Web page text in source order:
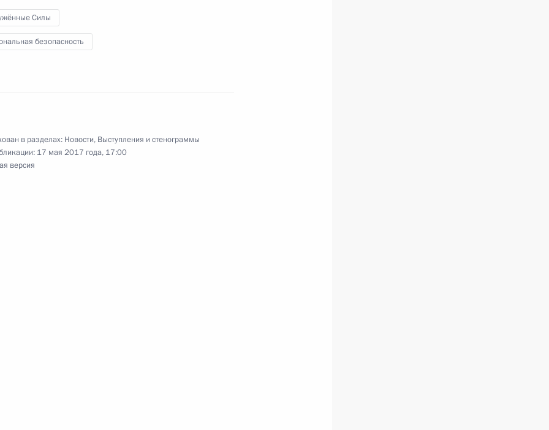
и оборонно-
Силы
безопасность
в разделах: Новости, Выступления и стенограммы
17 мая 2017 года, 17:00
версия